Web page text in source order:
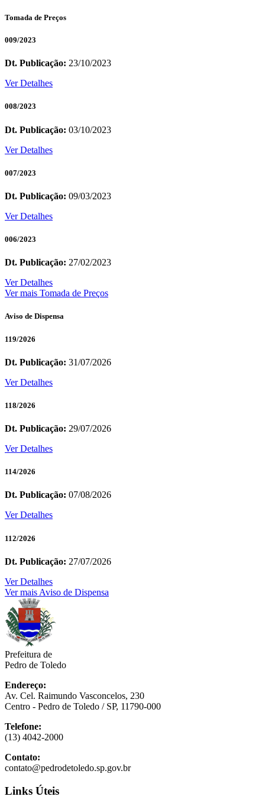
Tomada de Preços
009/2023
Dt. Publicação: 23/10/2023
Ver Detalhes
008/2023
Dt. Publicação: 03/10/2023
Ver Detalhes
007/2023
Dt. Publicação: 09/03/2023
Ver Detalhes
006/2023
Dt. Publicação: 27/02/2023
Ver Detalhes
Ver mais Tomada de Preços
Aviso de Dispensa
119/2026
Dt. Publicação: 31/07/2026
Ver Detalhes
118/2026
Dt. Publicação: 29/07/2026
Ver Detalhes
114/2026
Dt. Publicação: 07/08/2026
Ver Detalhes
112/2026
Dt. Publicação: 27/07/2026
Ver Detalhes
Ver mais Aviso de Dispensa
Prefeitura de
Pedro de Toledo
Endereço:
Av. Cel. Raimundo Vasconcelos, 230
Centro - Pedro de Toledo / SP, 11790-000
Telefone:
(13) 4042-2000
Contato:
contato@pedrodetoledo.sp.gov.br
Links Úteis